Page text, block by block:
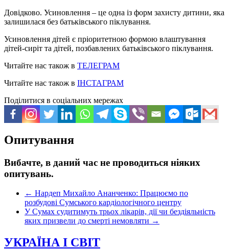
Довідково. Усиновлення – це одна із форм захисту дитини, яка
залишилася без батьківського піклування.
Усиновлення дітей є пріоритетною формою влаштування
дітей-сиріт та дітей, позбавлених батьківського піклування.
Читайте нас також в ТЕЛЕГРАМ
Читайте нас також в ІНСТАГРАМ
Поділитися в соціальних мережах
Опитування
Вибачте, в даний час не проводиться ніяких
опитувань.
← Нардеп Михайло Ананченко: Працюємо по
розбудові Сумського кардіологічного центру
У Сумах судитимуть трьох лікарів, дії чи бездіяльність
яких призвели до смерті немовляти →
УКРАЇНА І СВІТ